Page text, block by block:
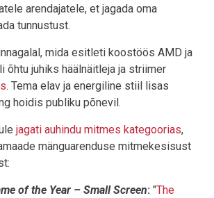
arendajatele, et jagada oma
tunnustust.
mida esitleti koostöös AMD ja
õhtu juhiks häälnäitleja ja striimer
. Tema elav ja energiline stiil lisas
hoidis publiku põnevil.
jagati auhindu mitmes kategoorias,
mänguarenduse mitmekesisust
of the Year – Small Screen: "The